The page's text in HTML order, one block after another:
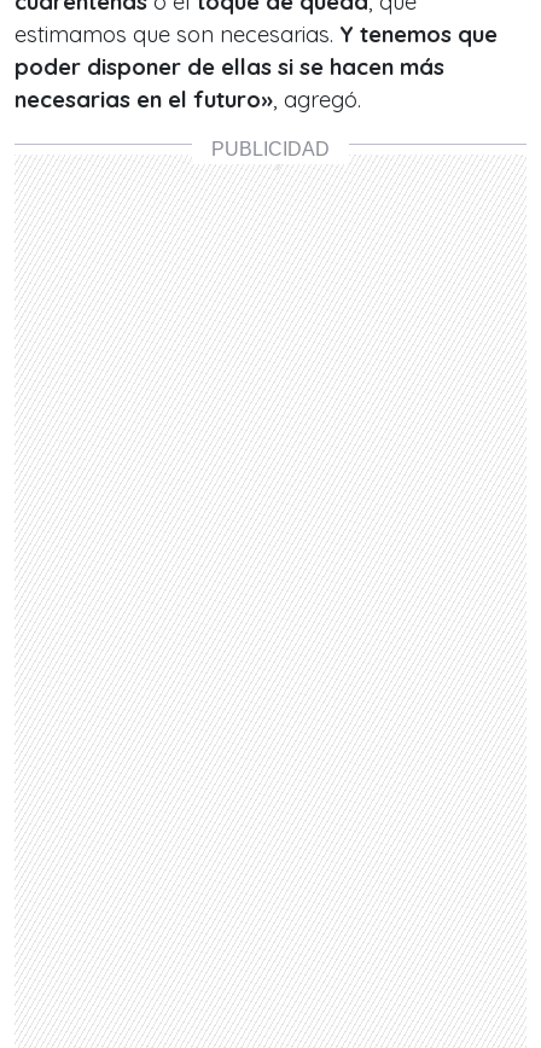
estimamos que son necesarias. Y tenemos que
poder disponer de ellas si se hacen más
necesarias en el futuro», agregó.